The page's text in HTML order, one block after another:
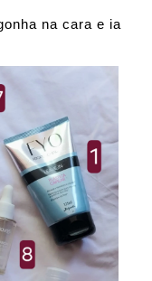
na cara e ia